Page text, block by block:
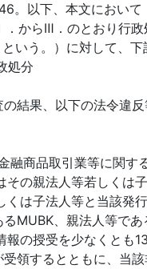
。以下、本文におい
からⅢ．のとおり行
いう。）に対して、下
処分
結果、以下の法令違
商品取引業等に関
の親法人等若しく
は子法人等と当該発
MUBK、親法人等で
の授受を少なくと
領するとともに、当